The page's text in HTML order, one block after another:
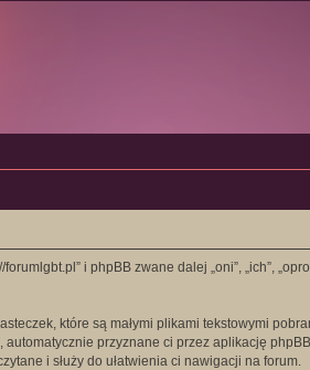
i phpBB zwane dalej „oni”, „ich”,
które są małymi plikami tekstowymi
przyznane ci przez aplikację
i służy do ułatwienia ci nawigacji na forum.